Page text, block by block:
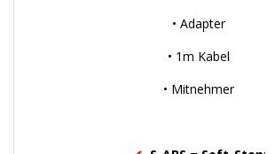
• Adapter
• 1m Kabel
• Mitnehmer